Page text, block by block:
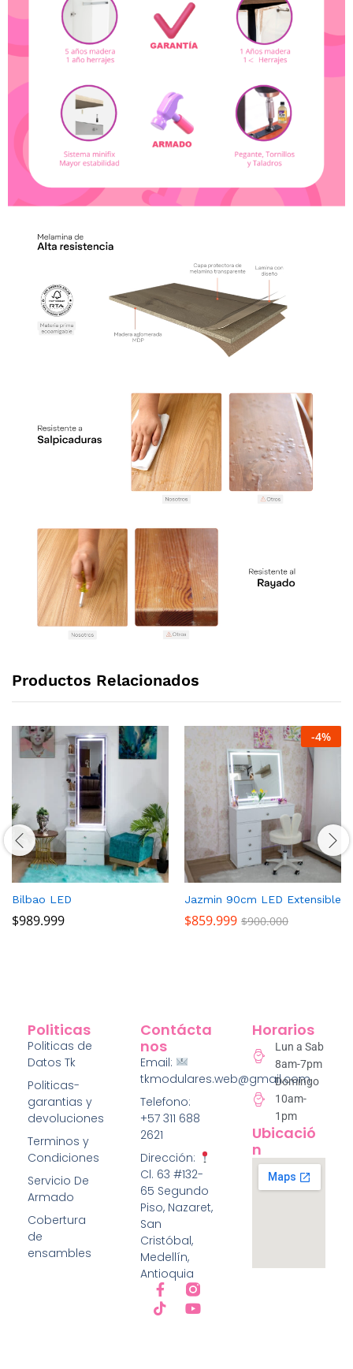
Productos Relacionados
Bilbao LED
$989.999
-4%
Jazmin 90cm LED Extensible
$859.999 $900.000
Politicas
Politicas de
Datos Tk
Politicas-
garantias y
devoluciones
Terminos y
Condiciones
Servicio De
Armado
Cobertura
de
ensambles
Contácta
Nos
Email:
tkmodulares.web@gmail.com
Telefono:
+57 311 688
2621
Dirección:
Cl. 63 #132-
65 Segundo
Piso, Nazaret,
San
Cristóbal,
Medellín,
Antioquia
Horarios
Lun a Sab
8am-7pm
Domingo
10am-
1pm
Ubicació
N